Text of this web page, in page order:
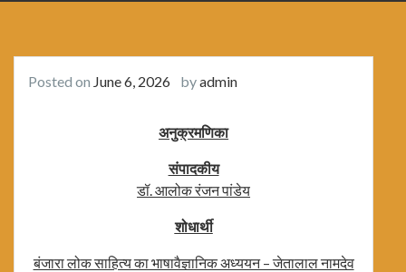
Posted on June 6, 2026 byadmin
अनुक्रमणिका
संपादकीय
डॉ. आलोक रंजन पांडेय
शोधार्थी
बंजारा लोक साहित्य का भाषावैज्ञानिक अध्ययन – जेतालाल नामदेव